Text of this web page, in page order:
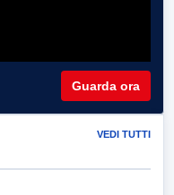
Guarda ora
VEDI TUTTI